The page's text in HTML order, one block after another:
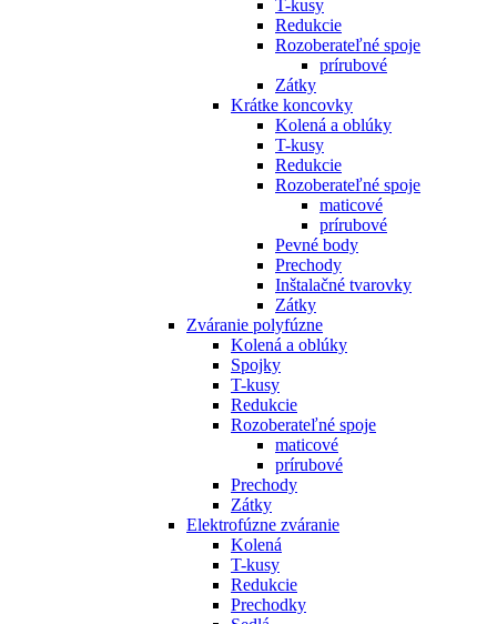
T-kusy
Redukcie
Rozoberateľné spoje
prírubové
Zátky
Krátke koncovky
Kolená a oblúky
T-kusy
Redukcie
Rozoberateľné spoje
maticové
prírubové
Pevné body
Prechody
Inštalačné tvarovky
Zátky
Zváranie polyfúzne
Kolená a oblúky
Spojky
T-kusy
Redukcie
Rozoberateľné spoje
maticové
prírubové
Prechody
Zátky
Elektrofúzne zváranie
Kolená
T-kusy
Redukcie
Prechodky